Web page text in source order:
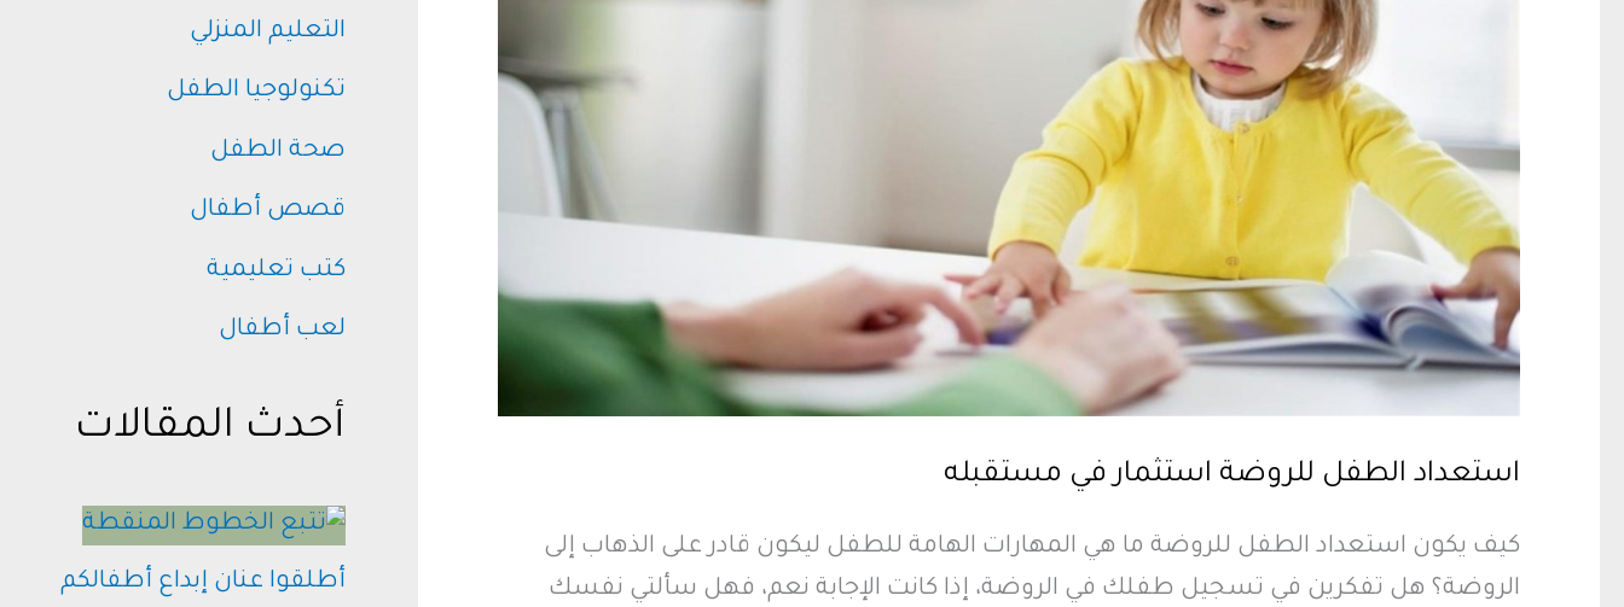
استعداد الطفل للروضة استثمار في مستقبله
كيف يكون استعداد الطفل للروضة ما هي المهارات الهامة للطفل ليكون قادر على الذهاب إلى
الروضة؟ هل تفكرين في تسجيل طفلك في الروضة، إذا كانت الإجابة نعم، فهل سألتي نفسك
التعليم المنزلي
تكنولوجيا الطفل
صحة الطفل
قصص أطفال
كتب تعليمية
لعب أطفال
أحدث المقالات
أطلقوا عنان إبداع أطفالكم